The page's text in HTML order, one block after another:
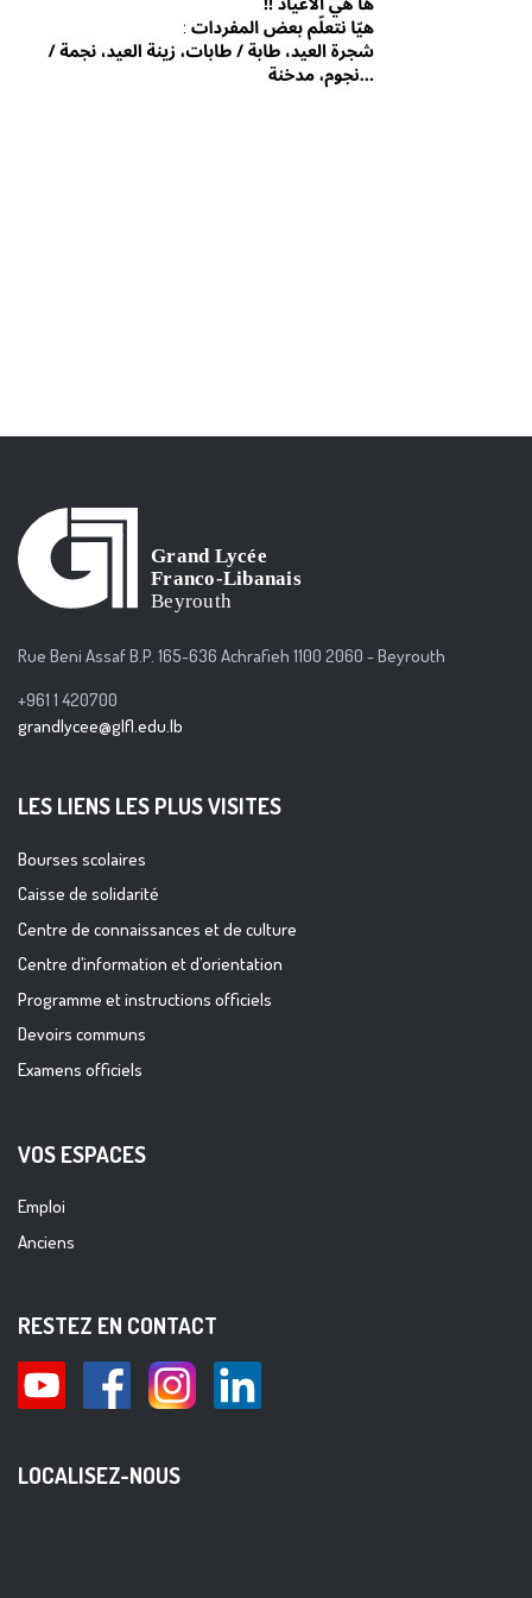
Rue Beni Assaf B.P. 165-636 Achrafieh 1100 2060 - Beyrouth
+961 1 420700
grandlycee@glfl.edu.lb
LES LIENS LES PLUS VISITES
Bourses scolaires
Caisse de solidarité
Centre de connaissances et de culture
Centre d’information et d’orientation
Programme et instructions officiels
Devoirs communs
Examens officiels
VOS ESPACES
Emploi
Anciens
RESTEZ EN CONTACT
LOCALISEZ-NOUS